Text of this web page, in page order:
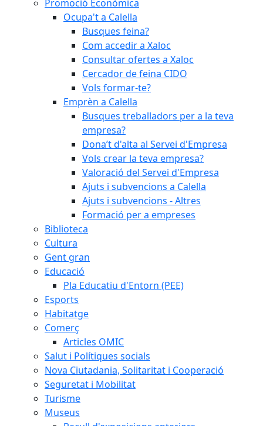
Promoció Econòmica
Ocupa't a Calella
Busques feina?
Com accedir a Xaloc
Consultar ofertes a Xaloc
Cercador de feina CIDO
Vols formar-te?
Emprèn a Calella
Busques treballadors per a la teva
empresa?
Dona’t d'alta al Servei d'Empresa
Vols crear la teva empresa?
Valoració del Servei d'Empresa
Ajuts i subvencions a Calella
Ajuts i subvencions - Altres
Formació per a empreses
Biblioteca
Cultura
Gent gran
Educació
Pla Educatiu d'Entorn (PEE)
Esports
Habitatge
Comerç
Articles OMIC
Salut i Polítiques socials
Nova Ciutadania, Solitaritat i Cooperació
Seguretat i Mobilitat
Turisme
Museus